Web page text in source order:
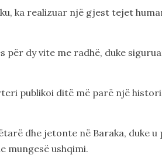
ka realizuar një gjest tejet
për dy vite me radhë, duke
publikoi ditë më parë një
dhe jetonte në Baraka, duke
mungesë ushqimi.